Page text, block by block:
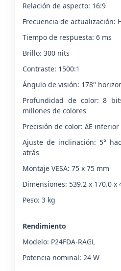
Relación de aspecto: 16:9
Frecuencia de actualización:
Tiempo de respuesta: 6 ms
Brillo: 300 nits
Contraste: 1500:1
Ángulo de visión: 178°
Profundidad de color: 8
millones de colores
Precisión de color: ΔE inferior
Ajuste de inclinación: 5°
atrás
Montaje VESA: 75 x 75 mm
Dimensiones: 539.2 x 170.0 x
Peso: 3 kg
Rendimiento
Modelo: P24FDA-RAGL
Potencia nominal: 24 W